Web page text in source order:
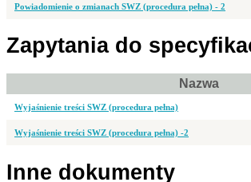
Powiadomienie o zmianach SWZ (procedura pełna) - 2
Zapytania do
Nazwa
Wyjaśnienie treści SWZ (procedura pełna)
Wyjaśnienie treści SWZ (procedura pełna) -2
Inne dokumenty